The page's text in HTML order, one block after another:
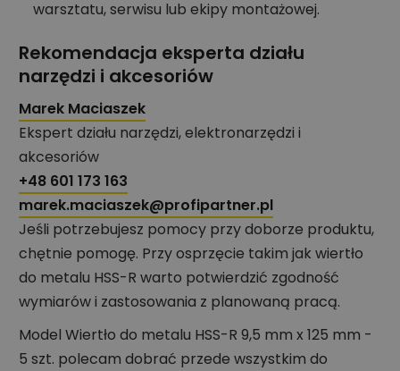
warsztatu, serwisu lub ekipy montażowej.
Rekomendacja eksperta działu
narzędzi i akcesoriów
Marek Maciaszek
Ekspert działu narzędzi, elektronarzędzi i
akcesoriów
+48 601 173 163
marek.maciaszek@profipartner.pl
Jeśli potrzebujesz pomocy przy doborze produktu,
chętnie pomogę. Przy osprzęcie takim jak wiertło
do metalu HSS-R warto potwierdzić zgodność
wymiarów i zastosowania z planowaną pracą.
Model Wiertło do metalu HSS-R 9,5 mm x 125 mm -
5 szt. polecam dobrać przede wszystkim do